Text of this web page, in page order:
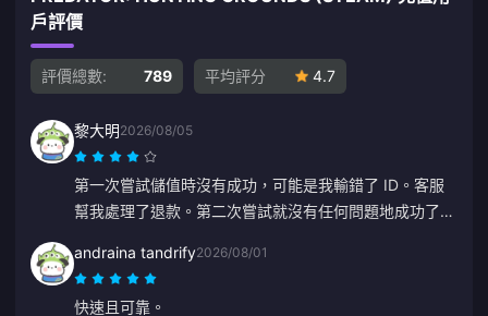
戶評價
評價總數: 789 平均評分 4.7
黎大明2026/08/05
第一次嘗試儲值時沒有成功，可能是我輸錯了 ID。客服
幫我處理了退款。第二次嘗試就沒有任何問題地成功了。
andraina tandrify2026/08/01
快速且可靠。